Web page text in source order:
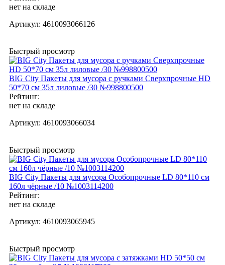
нет на складе
Артикул: 4610093066126
Быстрый просмотр
BIG City Пакеты для мусора с ручками Сверхпрочные HD
50*70 см 35л лиловые /30 №998800500
Рейтинг:
нет на складе
Артикул: 4610093066034
Быстрый просмотр
BIG City Пакеты для мусора Особопрочные LD 80*110 см
160л чёрные /10 №1003114200
Рейтинг:
нет на складе
Артикул: 4610093065945
Быстрый просмотр